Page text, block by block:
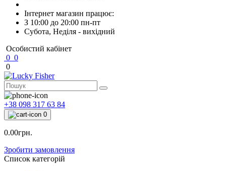
Інтернет магазин працює:
З 10:00 до 20:00 пн-пт
Субота, Неділя - вихідний
Особистий кабінет
0 0
0
+38 098 317 63 84
0
0.00грн.
Зробити замовлення
Список категорій